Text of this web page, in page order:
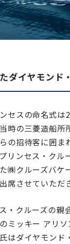
ダイヤモンド
セスの命名式は
時の三菱造船所
の招待客に囲ま
リンセス・クル
㈱クルーズバケ
席させていただ
・クルーズの親
ミッキー アリ
はダイヤモンド